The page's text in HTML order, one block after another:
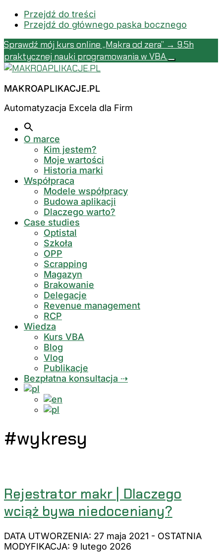
Przejdź do treści
Przejdź do głównego paska bocznego
Sprawdź mój kurs online „Makra od zera” → 9.5h
praktycznej nauki programowania w VBA.
Close
Additional
menu
MAKROAPLIKACJE.PL
Automatyzacja Excela dla Firm
O marce
Kim jestem?
Moje wartości
Historia marki
Współpraca
Modele współpracy
Budowa aplikacji
Dlaczego warto?
Case studies
Optistal
Szkoła
OPP
Scrapping
Magazyn
Brakowanie
Delegacje
Revenue management
RCP
Wiedza
Kurs VBA
Blog
Vlog
Publikacje
Bezpłatna konsultacja ⇢
#wykresy
Rejestrator makr | Dlaczego
wciąż bywa niedoceniany?
DATA UTWORZENIA: 27 maja 2021 - OSTATNIA
MODYFIKACJA: 9 lutego 2026